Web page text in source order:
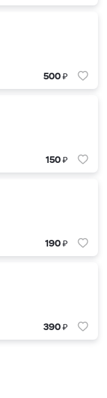
500₽
150₽
190₽
390₽